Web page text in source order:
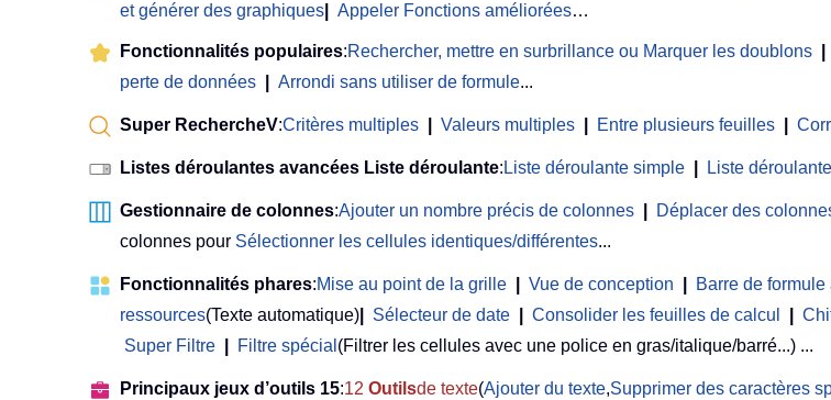
et générer des graphiques
Appeler Fonctions améliorées…
Fonctionnalités populaires:Rechercher, mettre en surbrillance ou Marquer les doublons
perte de données
Arrondi sans utiliser de formule...
Super RechercheV:Critères multiples Valeurs multiples Entre plusieurs feuilles
Listes déroulantes avancées Liste déroulante: Liste déroulante simple Liste
Gestionnaire de colonnes:Ajouter un nombre précis de colonnes Déplacer des
colonnes pour Sélectionner les cellules identiques/différentes...
Fonctionnalités phares:Mise au point de la grille Vue de conception Barre de
ressources(Texte automatique) Sélecteur de date Consolider les feuilles de calcul
Super Filtre
Filtre spécial (Filtrer les cellules avec une police en gras/italique/barré...) ...
Principaux jeux d’outils 15:12 Outilsde texte(Ajouter du texte,Supprimer des caractères